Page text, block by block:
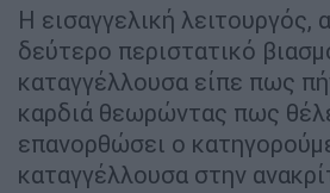
Η εισαγγελική λειτουργός,
δεύτερο περιστατικό
καταγγέλλουσα είπε πως
καρδιά θεωρώντας πως
επανορθώσει ο
καταγγέλλουσα στην